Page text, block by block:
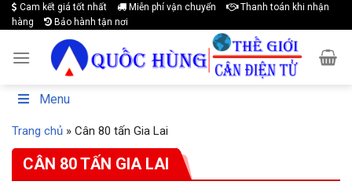
Skip
to
content
Cam kết giá tốt nhất Miễn phí vận chuyển
Thanh toán khi nhận
hàng
Bảo hành tận nơi
Menu
Trang chủ » Cân 80 tấn Gia Lai
CÂN 80 TẤN GIA LAI